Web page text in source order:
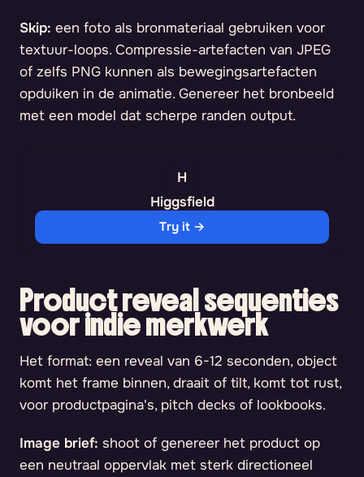
Skip: een foto als bronmateriaal gebruiken voor
textuur-loops. Compressie-artefacten van JPEG
of zelfs PNG kunnen als bewegingsartefacten
opduiken in de animatie. Genereer het bronbeeld
met een model dat scherpe randen output.
Higgsfield
Try it →
Product reveal sequenties
voor indie merkwerk
Het format: een reveal van 6-12 seconden, object
komt het frame binnen, draait of tilt, komt tot rust,
voor productpagina's, pitch decks of lookbooks.
Image brief: shoot of genereer het product op
een neutraal oppervlak met sterk directioneel